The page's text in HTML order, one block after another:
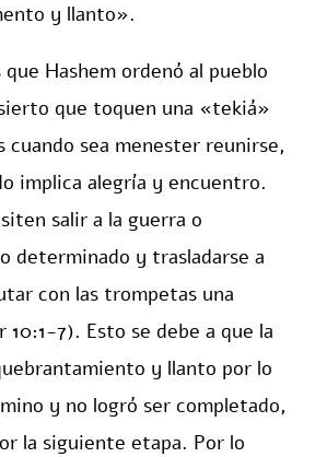
y llanto».
Hashem ordenó al pueblo
que toquen una «tekiá»
cuando sea menester reunirse,
implica alegría y encuentro.
salir a la guerra o
determinado y trasladarse a
con las trompetas una
7). Esto se debe a que la
y llanto por lo
y no logró ser completado,
la siguiente etapa. Por lo